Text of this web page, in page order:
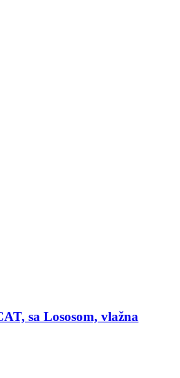
sa Lososom, vlažna